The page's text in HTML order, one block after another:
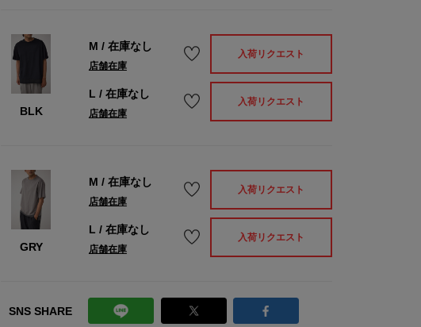
BLK
M / 在庫なし
店舗在庫
入荷リクエスト
L / 在庫なし
店舗在庫
入荷リクエスト
GRY
M / 在庫なし
店舗在庫
入荷リクエスト
L / 在庫なし
店舗在庫
入荷リクエスト
SNS SHARE